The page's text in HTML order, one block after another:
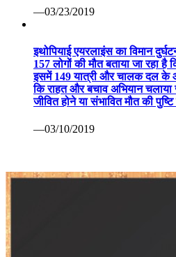
—03/23/2019
इथोपियाई एयरलाइंस का विमान
157 लोगों की मौत बताया जा रहा है
इसमें 149 यात्री और चालक दल के
कि राहत और बचाव अभियान
जीवित होने या संभावित मौत की
—03/10/2019